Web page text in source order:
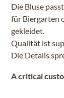
Die Bluse
für Biergarten
gekleidet.
Qualität ist
Die Details
A critical